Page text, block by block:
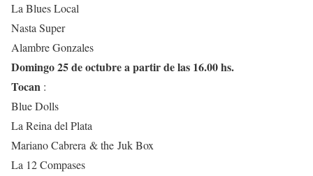
La Blues Local
Nasta Super
Alambre Gonzales
Domingo 25 de octubre a partir de las 16.00 hs.
Tocan :
Blue Dolls
La Reina del Plata
Mariano Cabrera & the Juk Box
La 12 Compases